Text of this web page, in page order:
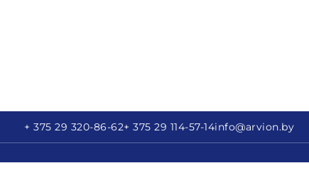
+ 375 29 320-86-62+ 375 29 114-57-14info@arvion.by